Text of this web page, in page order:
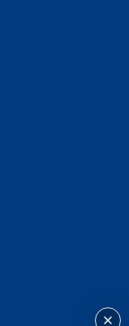
lúc cần thay
thay mặt kính?